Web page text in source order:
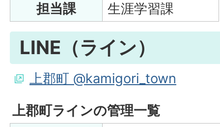
担当課
生涯学習課
LINE（ライン）
上郡町 @kamigori_town
上郡町ラインの管理一覧